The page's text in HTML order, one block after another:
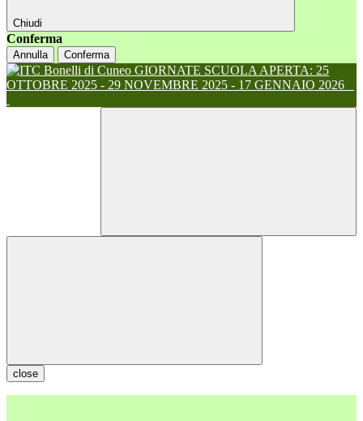
Chiudi
Conferma
Annulla Conferma
GIORNATE SCUOLA APERTA: 25
OTTOBRE 2025 - 29 NOVEMBRE 2025 - 17 GENNAIO 2026
close